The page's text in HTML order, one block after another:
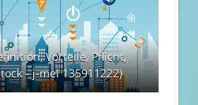
Vorteile, Pflicht,
- j-mel 135911222)